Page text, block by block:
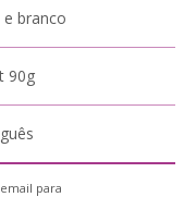
branco
90g
para